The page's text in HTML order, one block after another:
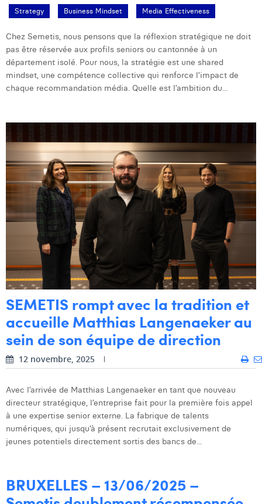
Yaël Vanhoe
Strategy Business Mindset Media Effectiveness
Chez Semetis, nous pensons que la réflexion stratégique ne doit
pas être réservée aux profils seniors ou cantonnée à un
département isolé. Pour nous, la stratégie est une shared
mindset, une compétence collective qui renforce l’impact de
chaque recommandation média. Quelle est l’ambition du...
SEMETIS rompt avec la tradition et
accueille Matthias Langenaeker au
sein de son équipe de direction
12 novembre, 2025
Avec l’arrivée de Matthias Langenaeker en tant que nouveau
directeur stratégique, l’entreprise fait pour la première fois appel
à une expertise senior externe. La fabrique de talents
numériques, qui jusqu’à présent recrutait exclusivement de
jeunes potentiels directement sortis des bancs de...
BRUXELLES – 13/06/2025 –